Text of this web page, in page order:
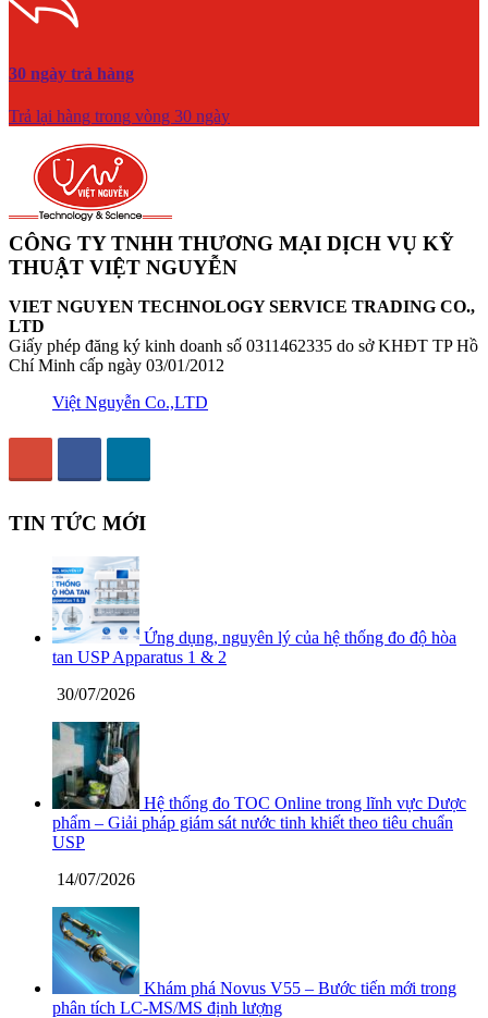
30 ngày trả hàng
Trả lại hàng trong vòng 30 ngày
CÔNG TY TNHH THƯƠNG MẠI DỊCH VỤ KỸ
THUẬT VIỆT NGUYỄN
VIET NGUYEN TECHNOLOGY SERVICE TRADING CO.,
LTD
Giấy phép đăng ký kinh doanh số 0311462335 do sở KHĐT TP Hồ
Chí Minh cấp ngày 03/01/2012
Việt Nguyễn Co.,LTD
TIN TỨC MỚI
Ứng dụng, nguyên lý của hệ thống đo độ hòa
tan USP Apparatus 1 & 2
30/07/2026
Hệ thống đo TOC Online trong lĩnh vực Dược
phẩm – Giải pháp giám sát nước tinh khiết theo tiêu chuẩn
USP
14/07/2026
Khám phá Novus V55 – Bước tiến mới trong
phân tích LC-MS/MS định lượng